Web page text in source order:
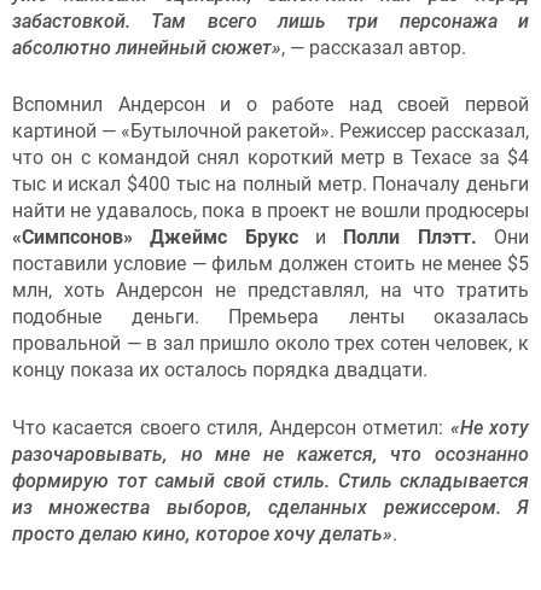
забастовкой. Там всего лишь три персонажа и
абсолютно линейный сюжет», — рассказал автор.
Вспомнил Андерсон и о работе над своей первой
картиной — «Бутылочной ракетой». Режиссер рассказал,
что он с командой снял короткий метр в Техасе за $4
тыс и искал $400 тыс на полный метр. Поначалу деньги
найти не удавалось, пока в проект не вошли продюсеры
«Симпсонов» Джеймс Брукси Полли Плэтт. Они
поставили условие — фильм должен стоить не менее $5
млн, хоть Андерсон не представлял, на что тратить
подобные деньги. Премьера ленты оказалась
провальной — в зал пришло около трех сотен человек, к
концу показа их осталось порядка двадцати.
Что касается своего стиля, Андерсон отметил: «Не хоту
разочаровывать, но мне не кажется, что осознанно
формирую тот самый свой стиль. Стиль складывается
из множества выборов, сделанных режиссером. Я
просто делаю кино, которое хочу делать».